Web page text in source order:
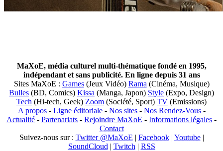
MaXoE, média culturel multi-thématique fondé en 1995,
indépendant et sans publicité. En ligne depuis 31 ans
Sites MaXoE : Games(Jeux Vidéo) Rama (Cinéma, Musique)
Bulles (BD, Comics) Kissa (Manga, Japon) Style (Expo, Design)
Tech (Hi-tech, Geek) Zoom (Société, Sport) TV (Emissions)
A propos- Ligne éditoriale- Nos sites- Nos Rendez-Vous-
Actualité - Partenariats - Rejoindre MaXoE - Informations légales -
Contact
Suivez-nous sur : Twitter @MaXoE | Facebook| Youtube|
SoundCloud | Twitch | RSS